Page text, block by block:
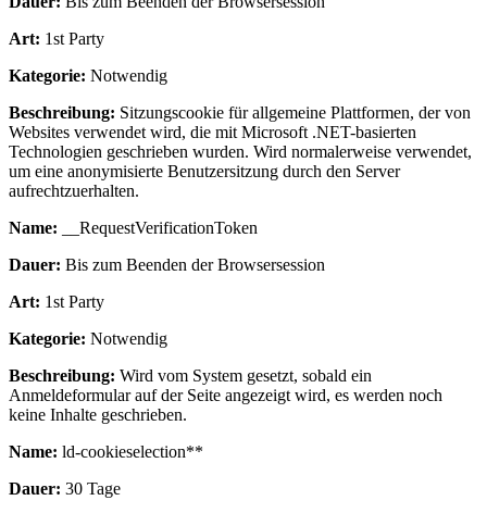
Art: 1st Party
Kategorie: Notwendig
Beschreibung: Sitzungscookie für allgemeine Plattformen, der von
Websites verwendet wird, die mit Microsoft .NET-basierten
Technologien geschrieben wurden. Wird normalerweise verwendet,
um eine anonymisierte Benutzersitzung durch den Server
aufrechtzuerhalten.
Name: __RequestVerificationToken
Dauer: Bis zum Beenden der Browsersession
Art: 1st Party
Kategorie: Notwendig
Beschreibung: Wird vom System gesetzt, sobald ein
Anmeldeformular auf der Seite angezeigt wird, es werden noch
keine Inhalte geschrieben.
Name: ld-cookieselection**
Dauer: 30 Tage